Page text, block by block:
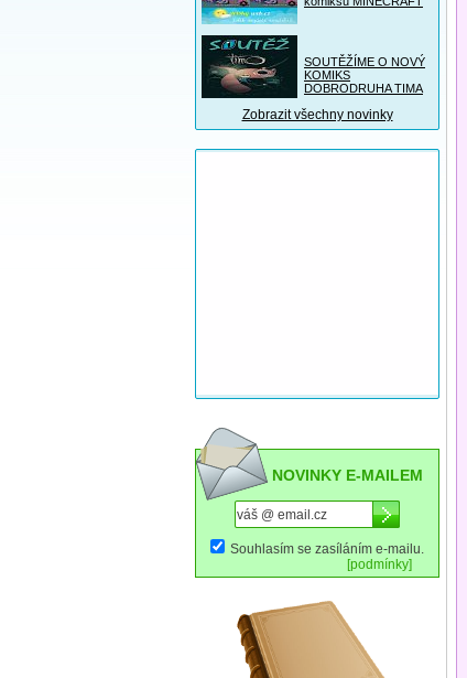
SOUTĚŽÍME O NOVÝ
KOMIKS
DOBRODRUHA TIMA
Zobrazit všechny novinky
NOVINKY E-MAILEM
Souhlasím se zasíláním e-mailu.
[podmínky]